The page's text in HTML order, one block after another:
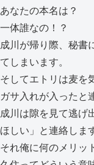
あなたの本名は？
一体誰なの！？
成川が帰り際、秘書
てしまいます。
そしてエトリは麦を
ガサ入れが入ったと
成川は隙を見て逃げ
ほしい」と連絡しま
それ俺に何のメリッ